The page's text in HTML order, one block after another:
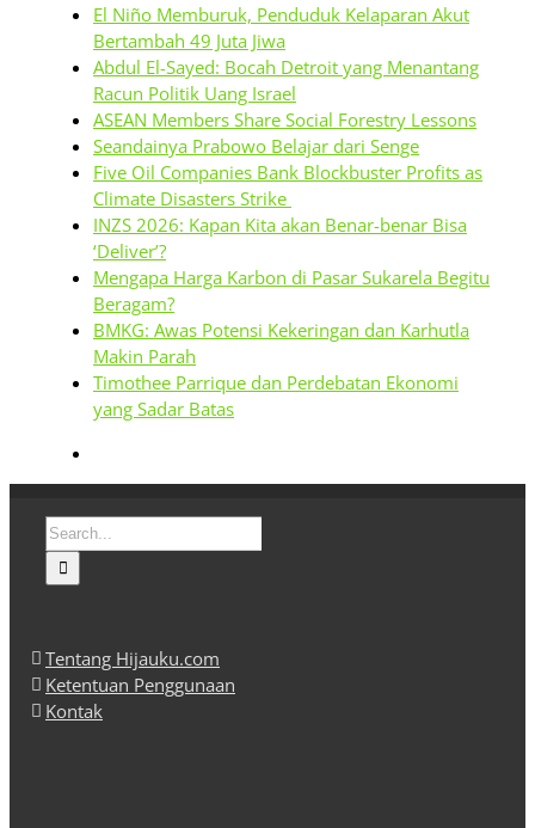
El Niño Memburuk, Penduduk Kelaparan Akut
Bertambah 49 Juta Jiwa
Abdul El-Sayed: Bocah Detroit yang Menantang
Racun Politik Uang Israel
ASEAN Members Share Social Forestry Lessons
Seandainya Prabowo Belajar dari Senge
Five Oil Companies Bank Blockbuster Profits as
Climate Disasters Strike
INZS 2026: Kapan Kita akan Benar-benar Bisa
‘Deliver’?
Mengapa Harga Karbon di Pasar Sukarela Begitu
Beragam?
BMKG: Awas Potensi Kekeringan dan Karhutla
Makin Parah
Timothee Parrique dan Perdebatan Ekonomi
yang Sadar Batas
Search
for:
Tentang Hijauku.com
Ketentuan Penggunaan
Kontak